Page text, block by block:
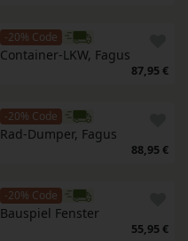
-20% Code
Container-LKW, Fagus
87,95 €
-20% Code
Rad-Dumper, Fagus
88,95 €
-20% Code
Bauspiel Fenster
55,95 €